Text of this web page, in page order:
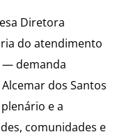
Diretora
do atendimento
— demanda
dos Santos
e a
comunidades e